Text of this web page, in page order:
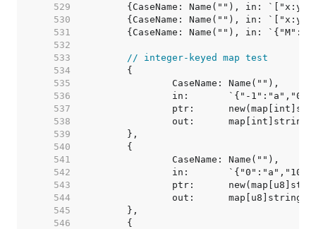
   529
   530
   531
   532
   533
// integer-keyed map test
   534
   535
   536
   537
   538
   539
   540
   541
   542
   543
   544
   545
   546